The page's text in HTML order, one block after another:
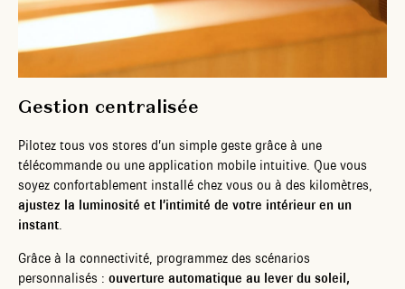
Gestion centralisée
Pilotez tous vos stores d’un simple geste grâce à une
télécommande ou une application mobile intuitive. Que vous
soyez confortablement installé chez vous ou à des kilomètres,
ajustez la luminosité et l’intimité de votre intérieur en un
instant.
Grâce à la connectivité, programmez des scénarios
personnalisés : ouverture automatique au lever du soleil,